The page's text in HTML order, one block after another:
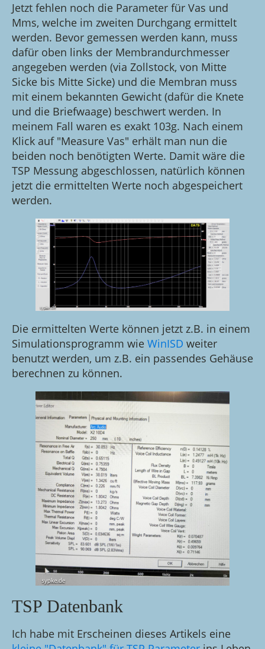
Jetzt fehlen noch die Parameter für Vas und
Mms, welche im zweiten Durchgang ermittelt
werden. Bevor gemessen werden kann, muss
dafür oben links der Membrandurchmesser
angegeben werden (via Zollstock, von Mitte
Sicke bis Mitte Sicke) und die Membran muss
mit einem bekannten Gewicht (dafür die Knete
und die Briefwaage) beschwert werden. In
meinem Fall waren es exakt 103g. Nach einem
Klick auf "Measure Vas" erhält man nun die
beiden noch benötigten Werte. Damit wäre die
TSP Messung abgeschlossen, natürlich können
jetzt die ermittelten Werte noch abgespeichert
werden.
Die ermittelten Werte können jetzt z.B. in einem
Simulationsprogramm wie WinISD weiter
benutzt werden, um z.B. ein passendes Gehäuse
berechnen zu können.
TSP Datenbank
Ich habe mit Erscheinen dieses Artikels eine